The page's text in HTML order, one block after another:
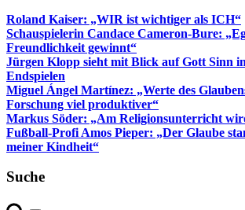
Roland Kaiser: „WIR ist wichtiger als ICH“
Schauspielerin Candace Cameron-Bure:
Freundlichkeit gewinnt“
Jürgen Klopp sieht mit Blick auf Gott Sinn
Endspielen
Miguel Ángel Martínez: „Werte des
Forschung viel produktiver“
Markus Söder: „Am Religionsunterricht
Fußball-Profi Amos Pieper: „Der Glaube
meiner Kindheit“
Suche